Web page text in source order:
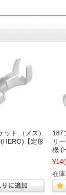
ット （メス）
【定形
187
リ
機
¥14
在